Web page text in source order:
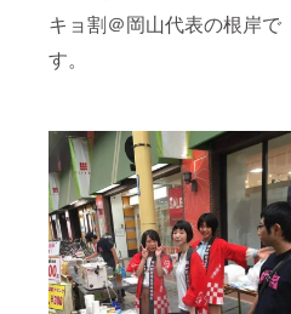
キョ割＠岡山代表の根岸で
す。